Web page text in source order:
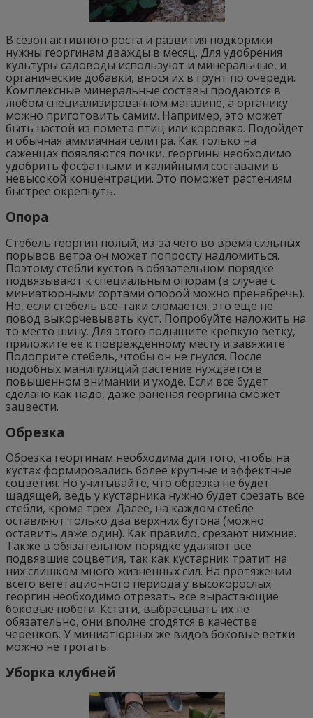
В сезон активного роста и развития подкормки
нужны георгинам дважды в месяц. Для удобрения
культуры садоводы используют и минеральные, и
органические добавки, внося их в грунт по очереди.
Комплексные минеральные составы продаются в
любом специализированном магазине, а органику
можно приготовить самим. Например, это может
быть настой из помета птиц или коровяка. Подойдет
и обычная аммиачная селитра. Как только на
саженцах появляются почки, георгины необходимо
удобрить фосфатными и калийными составами в
невысокой концентрации. Это поможет растениям
быстрее окрепнуть.
Опора
Стебель георгин полый, из-за чего во время сильных
порывов ветра он может попросту надломиться.
Поэтому стебли кустов в обязательном порядке
подвязывают к специальным опорам (в случае с
миниатюрными сортами опорой можно пренебречь).
Но, если стебель все-таки сломается, это еще не
повод выкорчевывать куст. Попробуйте наложить на
то место шину. Для этого подыщите крепкую ветку,
приложите ее к поврежденному месту и завяжите.
Подоприте стебель, чтобы он не гнулся. После
подобных манипуляций растение нуждается в
повышенном внимании и уходе. Если все будет
сделано как надо, даже раненая георгина сможет
зацвести.
Обрезка
Обрезка георгинам необходима для того, чтобы на
кустах формировались более крупные и эффектные
соцветия. Но учитывайте, что обрезка не будет
щадящей, ведь у кустарника нужно будет срезать все
стебли, кроме трех. Далее, на каждом стебле
оставляют только два верхних бутона (можно
оставить даже один). Как правило, срезают нижние.
Также в обязательном порядке удаляют все
подвявшие соцветия, так как кустарник тратит на
них слишком много жизненных сил. На протяжении
всего вегетационного периода у высокорослых
георгин необходимо отрезать все вырастающие
боковые побеги. Кстати, выбрасывать их не
обязательно, они вполне сгодятся в качестве
черенков. У миниатюрных же видов боковые ветки
можно не трогать.
Уборка клубней